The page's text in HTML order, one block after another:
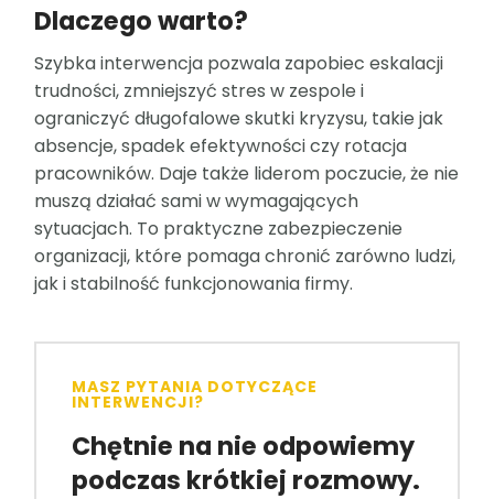
Dlaczego warto?
Szybka interwencja pozwala zapobiec eskalacji
trudności, zmniejszyć stres w zespole i
ograniczyć długofalowe skutki kryzysu, takie jak
absencje, spadek efektywności czy rotacja
pracowników. Daje także liderom poczucie, że nie
muszą działać sami w wymagających
sytuacjach. To praktyczne zabezpieczenie
organizacji, które pomaga chronić zarówno ludzi,
jak i stabilność funkcjonowania firmy.
MASZ PYTANIA DOTYCZĄCE
INTERWENCJI?
Chętnie na nie odpowiemy
podczas krótkiej rozmowy.